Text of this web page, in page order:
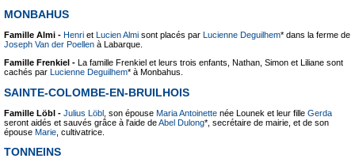
MONBAHUS
Famille Almi - Henri et Lucien Almi sont placés par Lucienne Deguilhem* dans la ferme de
Joseph Van der Poellen à Labarque.
Famille Frenkiel -
La famille Frenkiel et leurs trois enfants, Nathan, Simon et Liliane sont
cachés par
Lucienne Deguilhem* à Monbahus.
SAINTE-COLOMBE-EN-BRUILHOIS
Famille Löbl - Julius Löbl , son épouse Maria Antoinette née Lounek et leur fille Gerda
seront aidés et sauvés grâce à l'aide deAbel Dulong*, secrétaire de mairie, et de son
épouse Marie , cultivatrice.
TONNEINS